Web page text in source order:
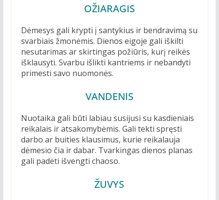
OŽIARAGIS
Dėmesys gali krypti į santykius ir bendravimą su
svarbiais žmonėmis. Dienos eigoje gali iškilti
nesutarimas ar skirtingas požiūris, kurį reikės
išklausyti. Svarbu išlikti kantriems ir nebandyti
primesti savo nuomonės.
VANDENIS
Nuotaika gali būti labiau susijusi su kasdieniais
reikalais ir atsakomybėmis. Gali tekti spręsti
darbo ar buities klausimus, kurie reikalauja
dėmesio čia ir dabar. Tvarkingas dienos planas
gali padėti išvengti chaoso.
ŽUVYS